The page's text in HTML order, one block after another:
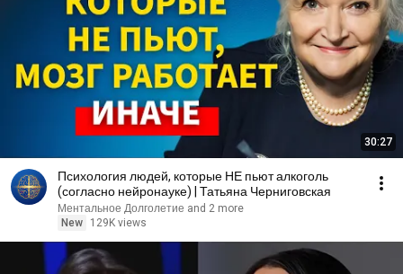
30:27
Психология людей, которые НЕ пьют алкоголь
(согласно нейронауке) | Татьяна Черниговская
Ментальное Долголетие and 2 more
New
129K views